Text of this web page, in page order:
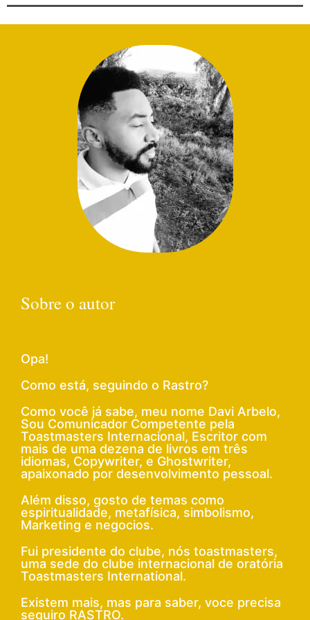
Sobre o autor
Opa!
Como está, seguindo o Rastro?
Como você já sabe, meu nome Davi Arbelo,
Sou Comunicador Competente pela
Toastmasters Internacional, Escritor com
mais de uma dezena de livros em três
idiomas, Copywriter, e Ghostwriter,
apaixonado por desenvolvimento pessoal.
Além disso, gosto de temas como
espiritualidade, metafísica, simbolismo,
Marketing e negocios.
Fui presidente do clube, nós toastmasters,
uma sede do clube internacional de oratória
Toastmasters International.
Existem mais, mas para saber, voce precisa
seguiro RASTRO.